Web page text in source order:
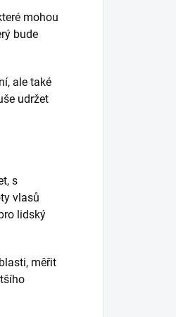
mohou
bude
ale také
udržet
s
vlasů
lidský
měřit